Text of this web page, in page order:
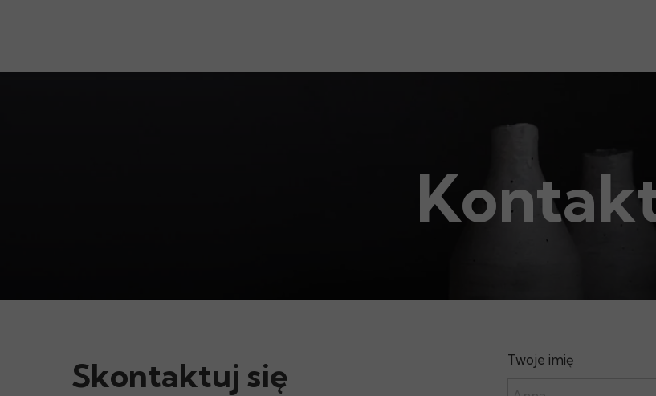
Skontaktuj się Twoje imię